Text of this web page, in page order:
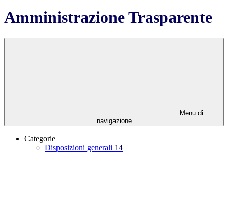
Amministrazione Trasparente
Menu di
navigazione
Categorie
Disposizioni generali 14